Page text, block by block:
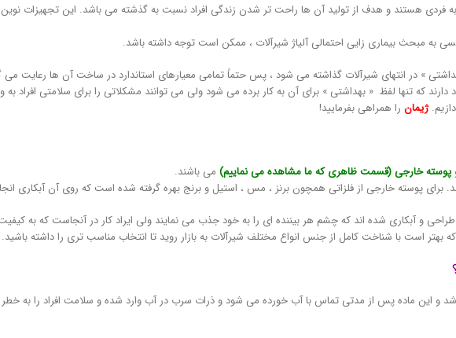
فردی هستند و هدف از تولید آن ها راحت تر شدن زندگی افراد نسبت به گذشته می باشد. این تجهیزات نوین
مبحث بیماری زایی احتمالی آلیاژ شیرآلات ، ممکن است توجه داشته باشد.
» در انتهای شیرآلات گذاشته می شود ، پس حتماً تمامی معیارهای استاندارد در ساخت آن ها رعایت
که تنها لفظ « بهداشتی » برای آن به کار برده می شود ولی می توانند مشکلاتی را برای سلامتی افراد به
ژیمان را همراهی بفرمایید!
پوسته خارجی (قسمت ظاهری که ما مشاهده می نماییم) می باشند.
پوسته خارجی از فلزاتی همچون برنز ، مس ، استیل و برنج بهره گرفته شده است که روی آن آبکاری
و آبکاری شده اند که چشم هر بیننده ای را به خود جذب می نمایند ولی ایراد کار در آنجاست که به
بهتر است با شناخت کامل از جنس انواع مختلف شیرآلات به بازار روید تا انتخاب مناسب تری را داشته باشید.
و این ماده پس از مدتی تماس با آب خورده می شود و ذرات سرب در آب وارد شده و سلامت افراد را به